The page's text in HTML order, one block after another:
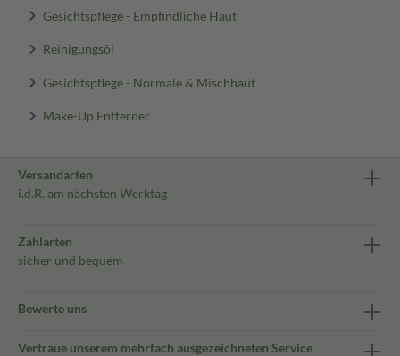
Gesichtspflege - Empfindliche Haut
Reinigungsöl
Gesichtspflege - Normale & Mischhaut
Make-Up Entferner
Versandarten
i.d.R. am nächsten Werktag
Zahlarten
sicher und bequem
Bewerte uns
Vertraue unserem mehrfach ausgezeichneten Service